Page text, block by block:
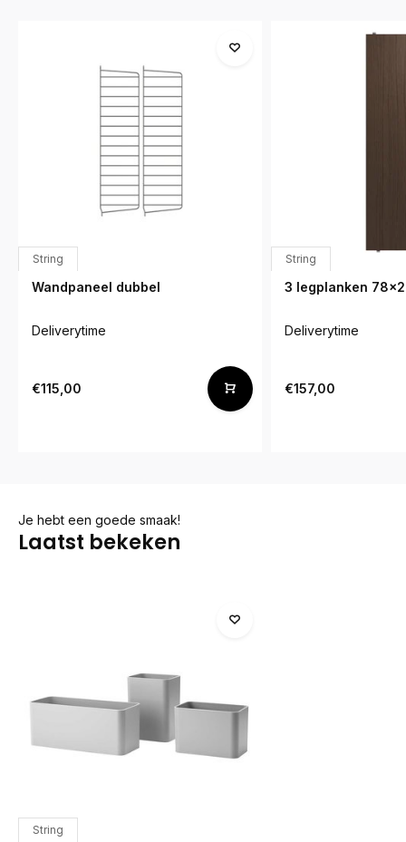
String
Wandpaneel dubbel
Deliverytime
€115,00
String
3 legplanken
Deliverytime
€157,00
Je hebt een goede smaak!
Laatst bekeken
String